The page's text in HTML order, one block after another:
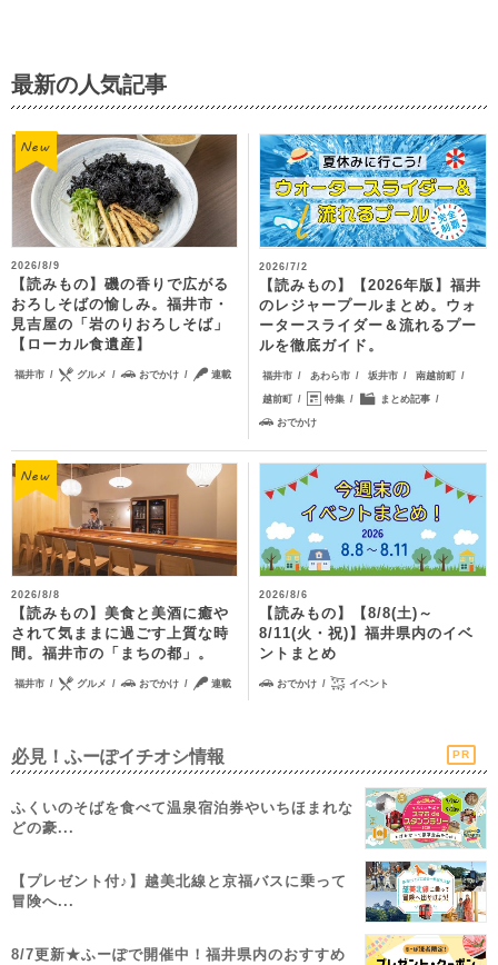
最新の人気記事
2026/8/9
【読みもの】磯の香りで広がる
おろしそばの愉しみ。福井市・
見吉屋の「岩のりおろしそば」
【ローカル食遺産】
福井市 グルメ おでかけ 連載
2026/7/2
【読みもの】【2026年版】福井
のレジャープールまとめ。ウォ
ータースライダー＆流れるプー
ルを徹底ガイド。
福井市 あわら市 坂井市 南越前町
越前町 特集 まとめ記事
おでかけ
2026/8/8
【読みもの】美食と美酒に癒や
されて気ままに過ごす上質な時
間。福井市の「まちの都」。
福井市 グルメ おでかけ 連載
2026/8/6
【読みもの】【8/8(土)～
8/11(火・祝)】福井県内のイベ
ントまとめ
おでかけ イベント
必見！ふーぽイチオシ情報 PR
ふくいのそばを食べて温泉宿泊券やいちほまれな
どの豪...
【プレゼント付♪】越美北線と京福バスに乗って
冒険へ...
8/7更新★ふーぽで開催中！福井県内のおすすめ